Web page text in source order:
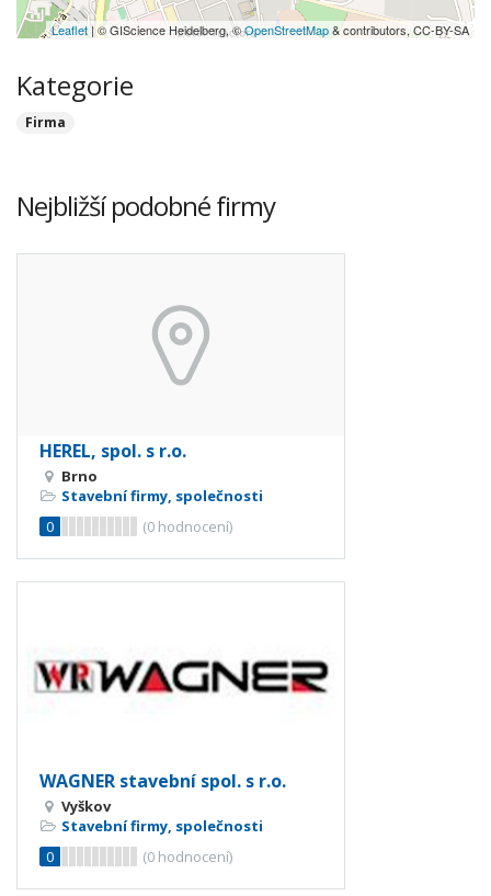
Leaflet| © GIScience Heidelberg, ©OpenStreetMap& contributors, CC-BY-SA
Kategorie
Firma
Nejbližší podobné firmy
HEREL, spol. s r.o.
Brno
Stavební firmy, společnosti
0
(0 hodnocení)
WAGNER stavební spol. s r.o.
Vyškov
Stavební firmy, společnosti
0
(0 hodnocení)